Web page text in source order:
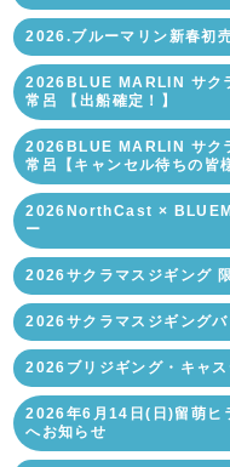
2026.ブルーマリン新春初
2026BLUE MARLIN サク
常呂 【出船確定！】
2026BLUE MARLIN サク
常呂【キャンセル待ちの皆
2026NorthCast ×
ー
2026サクラマスジギング
2026サクラマスジギング
2026ブリジギング・キャ
2026年6月14日(日)留萌ヒ
へお知らせ